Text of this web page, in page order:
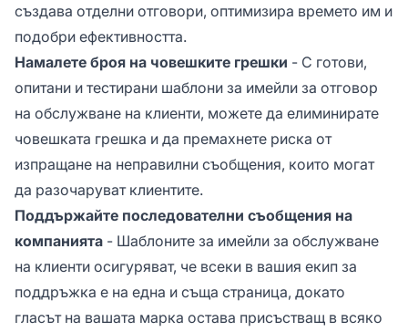
създава отделни отговори, оптимизира времето им и
подобри ефективността.
Намалете броя на човешките грешки - С готови,
опитани и тестирани шаблони за имейли за отговор
на обслужване на клиенти, можете да елиминирате
човешката грешка и да премахнете риска от
изпращане на неправилни съобщения, които могат
да разочаруват клиентите.
Поддържайте последователни съобщения на
компанията - Шаблоните за имейли за обслужване
на клиенти осигуряват, че всеки в вашия екип за
поддръжка е на една и съща страница, докато
гласът на вашата марка остава присъстващ в всяко